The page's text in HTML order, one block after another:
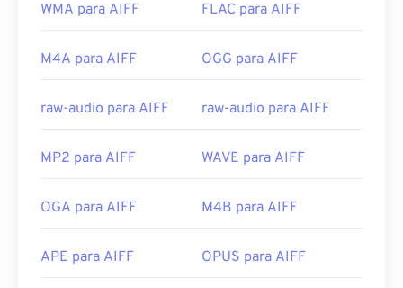
WMA para AIFF FLAC para AIFF
M4A para AIFF OGG para AIFF
raw-audio para AIFF raw-audio para AIFF
MP2 para AIFF WAVE para AIFF
OGA para AIFF M4B para AIFF
APE para AIFF OPUS para AIFF